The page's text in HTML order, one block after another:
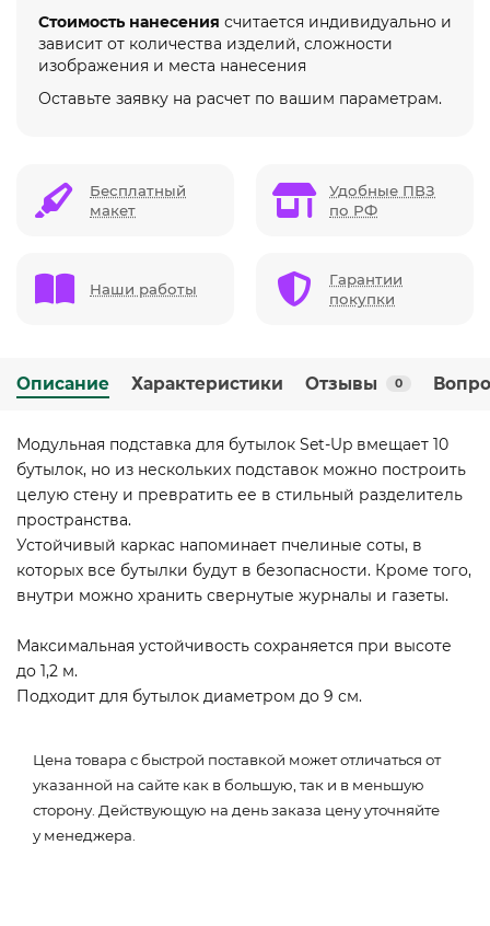
Стоимость нанесения считается индивидуально и
зависит от количества изделий, сложности
изображения и места нанесения
Оставьте заявку на расчет по вашим параметрам.
Бесплатный
макет
Удобные ПВЗ
по РФ
Наши работы
Гарантии
покупки
Описание Характеристики Отзывы 0
Модульная подставка для бутылок Set-Up вмещает 10
бутылок, но из нескольких подставок можно построить
целую стену и превратить ее в стильный разделитель
пространства.
Устойчивый каркас напоминает пчелиные соты, в
которых все бутылки будут в безопасности. Кроме того,
внутри можно хранить свернутые журналы и газеты.
Максимальная устойчивость сохраняется при высоте
до 1,2 м.
Подходит для бутылок диаметром до 9 см.
Цена товара с быстрой поставкой может отличаться от
указанной на сайте как в большую, так и в меньшую
сторону. Действующую на день заказа цену уточняйте
у менеджера.